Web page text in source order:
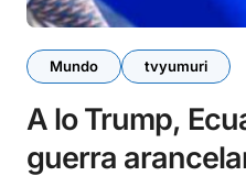
Mundo tvyumuri
A lo Trump,
guerra